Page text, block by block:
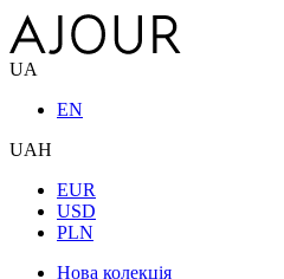
UA
EN
UAH
EUR
USD
PLN
Нова колекція